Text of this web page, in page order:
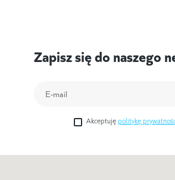
Zapisz się do naszego
Akceptuję politykę